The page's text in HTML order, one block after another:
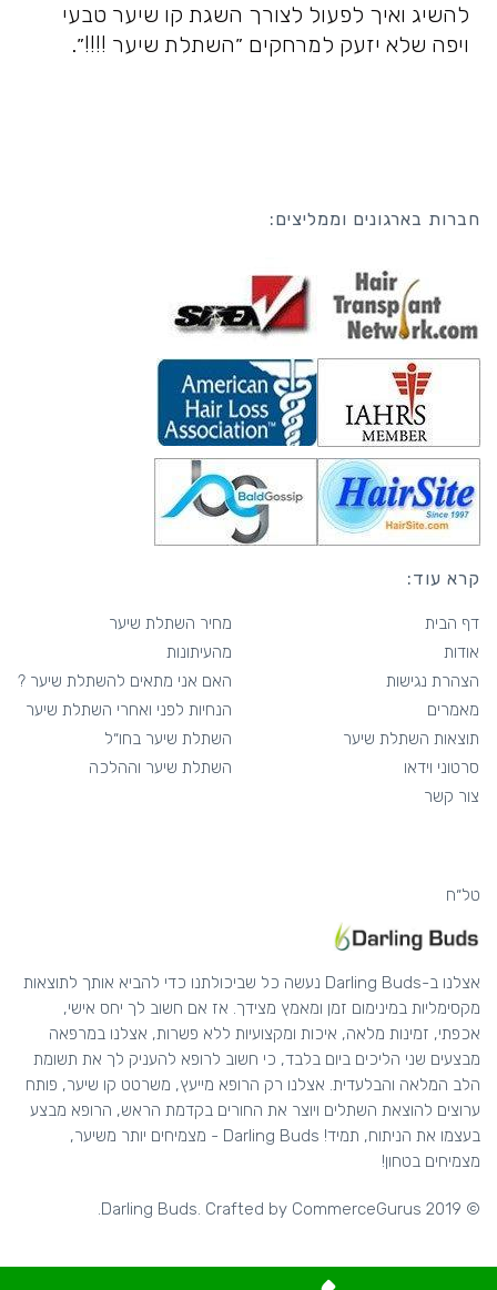
להשיג ואיך לפעול לצורך השגת קו שיער טבעי
ויפה שלא יזעק למרחקים ״השתלת שיער !!!!״.
חברות בארגונים וממליצים:
קרא עוד:
דף הבית
אודות
הצהרת נגישות
מאמרים
תוצאות השתלת שיער
סרטוני וידאו
צור קשר
מחיר השתלת שיער
מהעיתונות
האם אני מתאים להשתלת שיער ?
הנחיות לפני ואחרי השתלת שיער
השתלת שיער בחו״ל
השתלת שיער וההלכה
טל״ח
אצלנו ב-Darling Buds נעשה כל שביכולתנו כדי להביא אותך לתוצאות
מקסימליות במינימום זמן ומאמץ מצידך. אז אם חשוב לך יחס אישי,
אכפתי, זמינות מלאה, איכות ומקצועיות ללא פשרות, אצלנו במרפאה
מבצעים שני הליכים ביום בלבד, כי חשוב לרופא להעניק לך את תשומת
הלב המלאה והבלעדית. אצלנו רק הרופא מייעץ, משרטט קו שיער, פותח
ערוצים להוצאת השתלים ויוצר את החורים בקדמת הראש, הרופא מבצע
בעצמו את הניתוח, תמיד! Darling Buds - מצמיחים יותר משיער,
מצמיחים בטחון!
© 2019 Darling Buds. Crafted by
CommerceGurus
.